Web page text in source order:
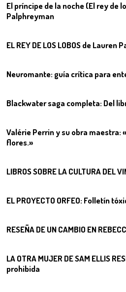
El príncipe de la noche (El rey de
Palphreyman
EL REY DE LOS LOBOS de Lauren
Neuromante: guía crítica para
Blackwater saga completa: Del
Valérie Perrin y su obra maestra:
flores.»
LIBROS SOBRE LA CULTURA DEL
EL PROYECTO ORFEO: Folletín
RESEÑA DE UN CAMBIO EN
LA OTRA MUJER DE SAM ELLIS
prohibida